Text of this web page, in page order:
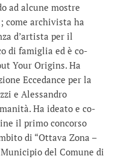
ad alcune mostre
come archivista ha
d’artista per il
di famiglia ed è co-
Your Origins. Ha
Eccedance per la
e Alessandro
Ha ideato e co-
il primo concorso
di “Ottava Zona –
del Comune di